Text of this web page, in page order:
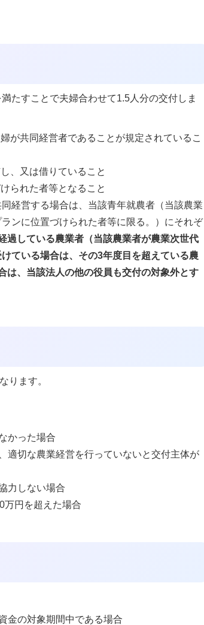
たすことで夫婦合わせて1.5人分の交付しま
が共同経営者であることが規定されているこ
、又は借りていること
られた者等となること
経営する場合は、当該青年就農者（当該農業
ンに位置づけられた者等に限る。）にそれぞ
過している農業者（当該農業者が農業次世代
ている場合は、その3年度目を超えている農
は、当該法人の他の役員も交付の対象外とす
ります。
かった場合
適切な農業経営を行っていないと交付主体が
力しない場合
万円を超えた場合
金の対象期間中である場合